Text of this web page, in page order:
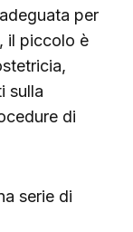
per
il piccolo è
sulla
di
serie di